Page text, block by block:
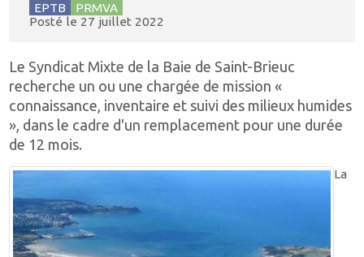
EPTB
PRMVA
Posté le 27 juillet 2022
Le Syndicat Mixte de la Baie de Saint-Brieuc
recherche un ou une chargée de mission «
connaissance, inventaire et suivi des milieux humides
», dans le cadre d'un remplacement pour une durée
de 12 mois.
La